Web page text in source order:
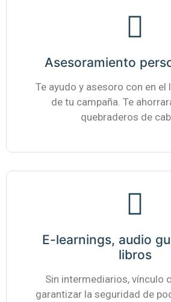
Asesoramiento
Te ayudo y asesoro con en
de tu campaña. Te
quebraderos de
E-learnings, audio
libros
Sin intermediarios, vínculo
garantizar la seguridad de